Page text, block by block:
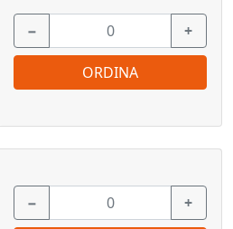
− +
ORDINA
− +